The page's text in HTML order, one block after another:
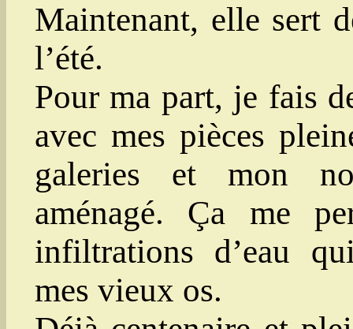
Maintenant, elle sert
l’été.
Pour ma part, je fais
avec mes pièces
galeries et mon
aménagé. Ça me
infiltrations d’eau
mes vieux os.